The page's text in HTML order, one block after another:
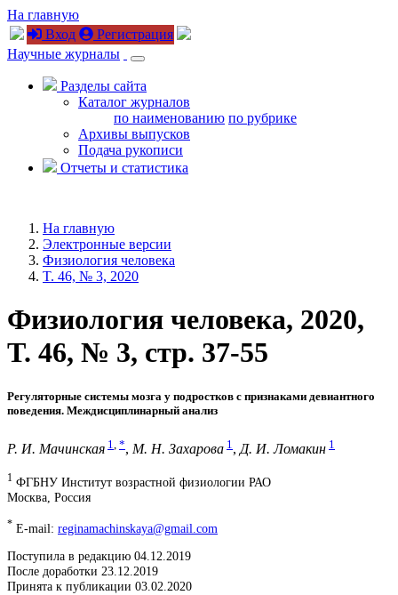
На главную
Вход
Регистрация
Научные журналы
Разделы сайта
Каталог журналов
по наименованию по рубрике
Архивы выпусков
Подача рукописи
Отчеты и статистика
На главную
Электронные версии
Физиология человека
T. 46, № 3, 2020
Физиология человека, 2020,
T. 46, № 3, стр. 37-55
Регуляторные системы мозга у подростков с признаками девиантного
поведения. Междисциплинарный анализ
Р. И. Мачинская 1 *, М. Н. Захарова 1 , Д. И. Ломакин 1
1 ФГБНУ Институт возрастной физиологии РАО
Москва, Россия
* E-mail: reginamachinskaya@gmail.com
Поступила в редакцию 04.12.2019
После доработки 23.12.2019
Принята к публикации 03.02.2020